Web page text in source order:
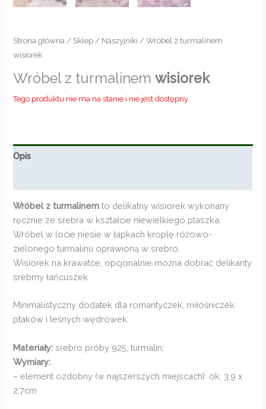
Strona główna/ Sklep/ Naszyjniki / Wróbel z turmalinem
wisiorek
Wróbel z turmalinemwisiorek
Tego produktu nie ma na stanie i nie jest dostępny.
Opis
Wróbel z turmalinem to delikatny wisiorek wykonany
ręcznie ze srebra w kształcie niewielkiego ptaszka.
Wróbel w locie niesie w łapkach kroplę różowo-
zielonego turmalinu oprawioną w srebro.
Wisiorek na krawatce, opcjonalnie można dobrać delikanty
srebrny łańcuszek.
Minimalistyczny dodatek dla romantyczek, miłośniczek
ptaków i leśnych wędrówek.
Materiały: srebro próby 925, turmalin;
Wymiary:
– element ozdobny (w najszerszych miejscach): ok. 3,9 x
2,7cm